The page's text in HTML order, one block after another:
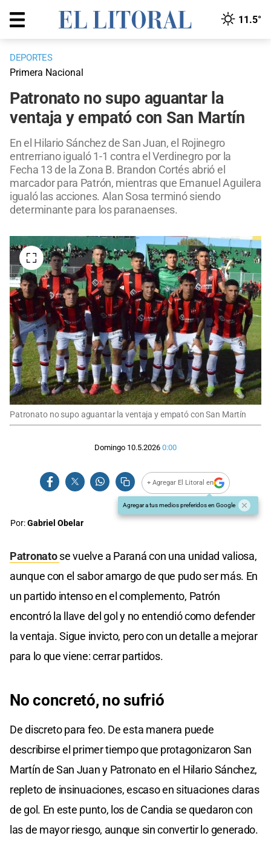
11.5°
DEPORTES
Primera Nacional
Patronato no supo aguantar la
ventaja y empató con San Martín
En el Hilario Sánchez de San Juan, el Rojinegro
entrerriano igualó 1-1 contra el Verdinegro por la
Fecha 13 de la Zona B. Brandon Cortés abrió el
marcador para Patrón, mientras que Emanuel Aguilera
igualó las acciones. Alan Sosa terminó siendo
determinante para los paranaenses.
Patronato no supo aguantar la ventaja y empató con San Martín
Domingo 10.5.2026 0:00
+ Agregar El Litoral en
Agregar a tus medios preferidos en Google
Por:Gabriel Obelar
Patronatose vuelve a Paraná con una unidad valiosa,
aunque con el sabor amargo de que pudo ser más. En
un partido intenso en el complemento, Patrón
encontró la llave del gol y no entendió como defender
la ventaja. Sigue invicto, pero con un detalle a mejorar
para lo que viene: cerrar partidos.
No concretó, no sufrió
De discreto para feo. De esta manera puede
describirse el primer tiempo que protagonizaron San
Martín de San Juan y Patronato en el Hilario Sánchez,
repleto de insinuaciones, escaso en situaciones claras
de gol. En este punto, los de Candia se quedaron con
las de mayor riesgo, aunque sin convertir lo generado.